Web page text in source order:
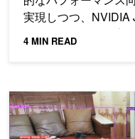
実現しつつ、NVIDIA
キットへと名称が変
4 MIN READ
cuDLA による NVIDIA